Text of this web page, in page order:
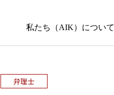
私たち（AIK）について
弁理士